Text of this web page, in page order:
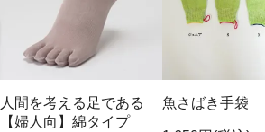
人間を考える足である
【婦人向】綿タイプ
魚さばき手袋